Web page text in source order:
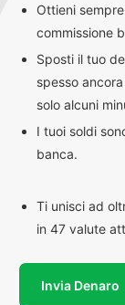
Ottieni
commissione
Sposti il tuo
spesso
solo alcuni
I tuoi soldi
banca.
Ti unisci ad
in 47 valute
Invia Denaro